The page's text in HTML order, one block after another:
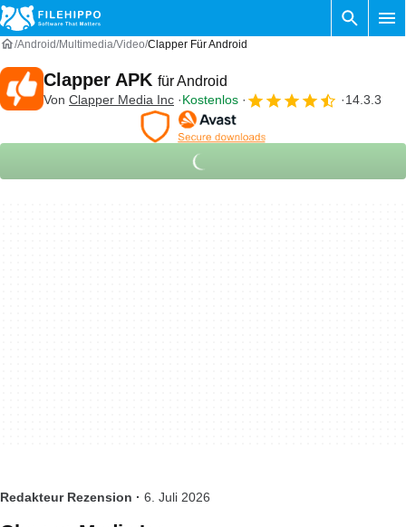
Android Multimedia Video Clapper Für Android
Clapper APK für Android
Von Clapper Media Inc Kostenlos 14.3.3
Redakteur Rezension · 6. Juli 2026